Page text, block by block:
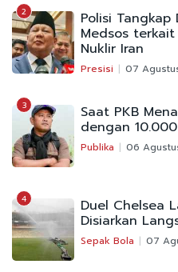
2 Polisi
Medsos
Nuklir Iran
Presisi 07
3 Saat PKB
dengan
Publika 06
4 Duel Chelsea
Disiarkan
Sepak Bola 07